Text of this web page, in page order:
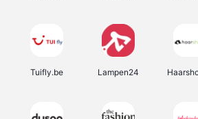
Tuifly.be Lampen24